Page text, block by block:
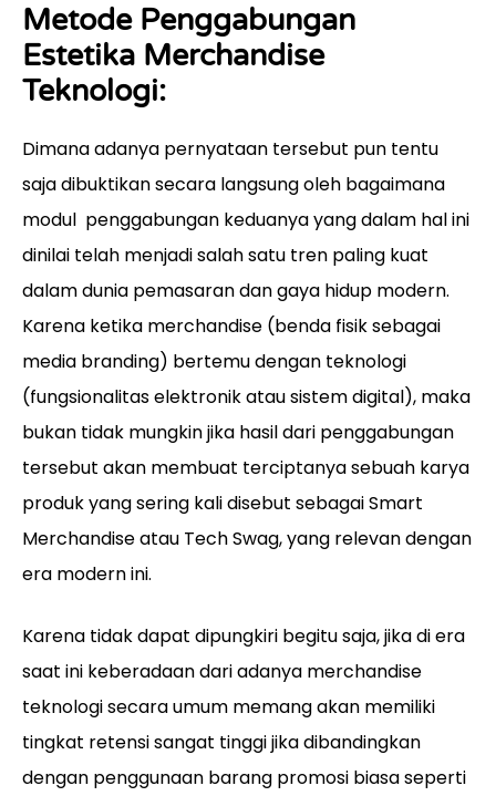
Metode Penggabungan
Estetika Merchandise
Teknologi:
Dimana adanya pernyataan tersebut pun tentu
saja dibuktikan secara langsung oleh bagaimana
modul penggabungan keduanya yang dalam hal ini
dinilai telah menjadi salah satu tren paling kuat
dalam dunia pemasaran dan gaya hidup modern.
Karena ketika merchandise (benda fisik sebagai
media branding) bertemu dengan teknologi
(fungsionalitas elektronik atau sistem digital), maka
bukan tidak mungkin jika hasil dari penggabungan
tersebut akan membuat terciptanya sebuah karya
produk yang sering kali disebut sebagai Smart
Merchandise atau Tech Swag, yang relevan dengan
era modern ini.
Karena tidak dapat dipungkiri begitu saja, jika di era
saat ini keberadaan dari adanya merchandise
teknologi secara umum memang akan memiliki
tingkat retensi sangat tinggi jika dibandingkan
dengan penggunaan barang promosi biasa seperti